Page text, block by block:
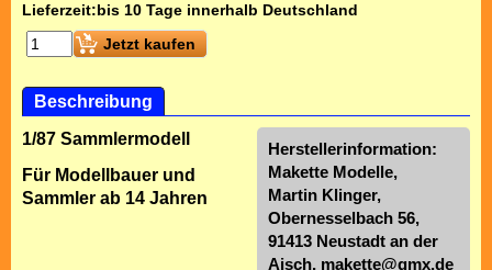
Lieferzeit:bis 10 Tage innerhalb Deutschland
Jetzt kaufen
Beschreibung
Herstellerinformation:
Makette Modelle,
Martin Klinger,
Obernesselbach 56,
91413 Neustadt an der
Aisch, makette@gmx.de
1/87 Sammlermodell
Für Modellbauer und
Sammler ab 14 Jahren